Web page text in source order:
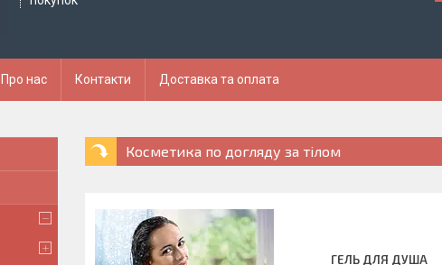
Про нас Контакти Доставка та оплата
Косметика по догляду за тілом
ГЕЛЬ ДЛЯ ДУША